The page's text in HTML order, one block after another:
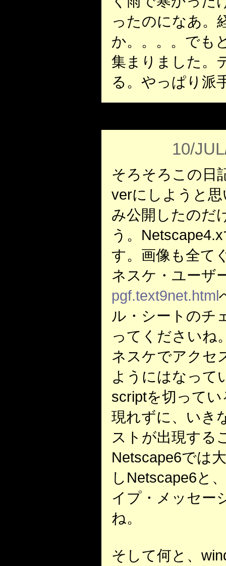
ったのになあ。
か。。。。でも
集まりました。
る。やっぱり派
10/
そろそろこの日
verにしようと
み公開したのだ
う。
す。画像も全て
ネスケ・ユー
pgf.text9net.html
ル・シートのチ
ってくださいね
ネスケでアクセ
ようにはなって
scriptを切って
現れずに、いき
ストが出現する
Netscape6では
しNetscape6と
イプ・メッセー
ね。
そして何と、